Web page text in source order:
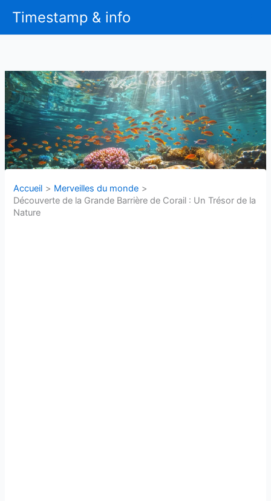
contenu
Timestamp & info
Accueil
Merveilles du monde
Découverte de la Grande Barrière de Corail : Un Trésor de la
Nature